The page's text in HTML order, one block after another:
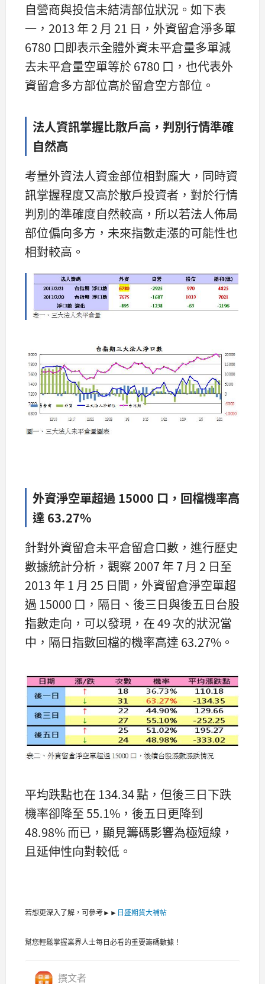
自營商與投信未結清部位狀況。如下表
一，2013 年 2 月 21 日，外資留倉淨多單
6780 口即表示全體外資未平倉量多單減
去未平倉量空單等於 6780 口，也代表外
資留倉多方部位高於留倉空方部位。
法人資訊掌握比散戶高，判別行情準確
自然高
考量外資法人資金部位相對龐大，同時資
訊掌握程度又高於散戶投資者，對於行情
判別的準確度自然較高，所以若法人佈局
部位偏向多方，未來指數走漲的可能性也
相對較高。
外資淨空單超過 15000 口，回檔機率高
達 63.27%
針對外資留倉未平倉留倉口數，進行歷史
數據統計分析，觀察 2007 年 7 月 2 日至
2013 年 1 月 25 日間，外資留倉淨空單超
過 15000 口，隔日、後三日與後五日台股
指數走向，可以發現，在 49 次的狀況當
中，隔日指數回檔的機率高達 63.27%。
平均跌點也在 134.34 點，但後三日下跌
機率卻降至 55.1%，後五日更降到
48.98% 而已，顯見籌碼影響為極短線，
且延伸性向對較低。
若想更深入了解，可參考►► 日盛期貨大補帖
幫您輕鬆掌握業界人士每日必看的重要籌碼數據！
撰文者